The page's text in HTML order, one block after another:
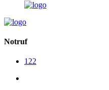
Notruf
122